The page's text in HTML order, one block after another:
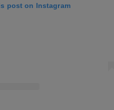
post on Instagram